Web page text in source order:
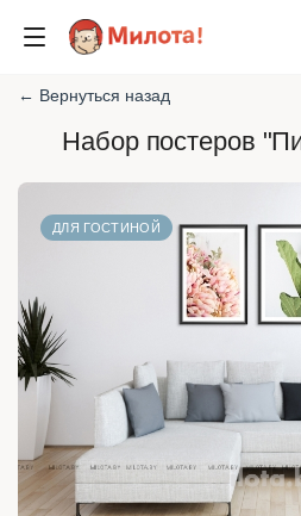
← Вернуться назад
Набор постеров
ДЛЯ ГОСТИНОЙ